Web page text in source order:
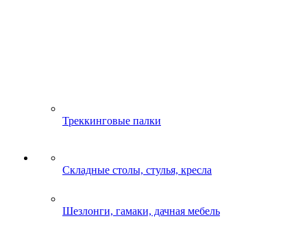
Треккинговые палки
Складные столы, стулья, кресла
Шезлонги, гамаки, дачная мебель